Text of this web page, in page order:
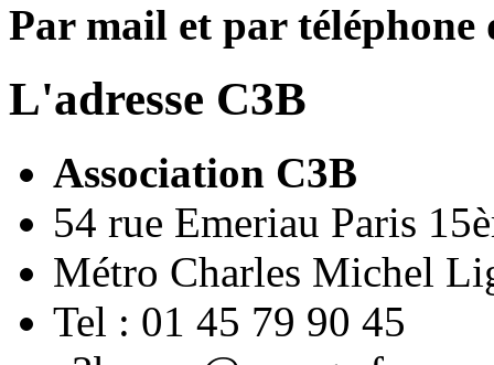
Par mail et par
L'adresse C3B
Association C3B
54 rue Emeriau Paris
Métro Charles Michel
Tel : 01 45 79 90 45